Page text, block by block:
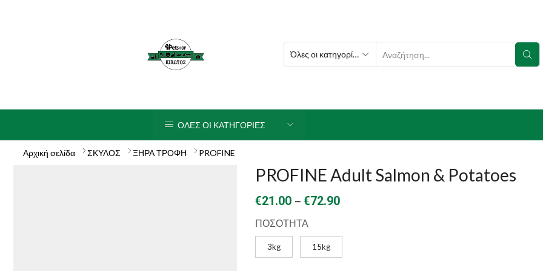
SEARCH
ΟΛΕΣ ΟΙ ΚΑΤΗΓΟΡΙΕΣ
Αρχική σελίδα ΣΚΥΛΟΣ ΞΗΡΑ ΤΡΟΦΗ PROFINE
PROFINE Adult Salmon & Potatoes
€21.00 – €72.90Price
€21.00
through
ΠΟΣΟΤΗΤΑ
3kg 15kg